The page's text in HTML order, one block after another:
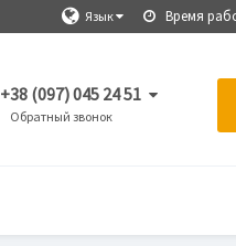
Язык Время
+38 (097) 045 24 51
Обратный звонок